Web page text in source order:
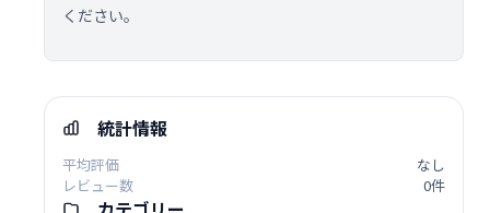
ください。
統計情報
平均評価
なし
レビュー数
0件